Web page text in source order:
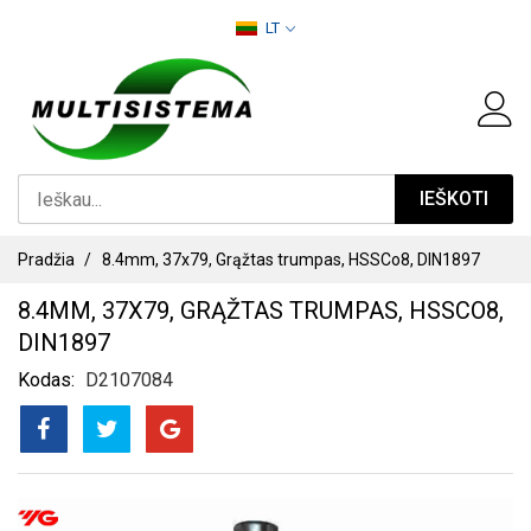
LT
IEŠKOTI
Pradžia 8.4mm, 37x79, Grąžtas trumpas, HSSCo8, DIN1897
8.4MM, 37X79, GRĄŽTAS TRUMPAS, HSSCO8,
DIN1897
Kodas D2107084
PEREITI